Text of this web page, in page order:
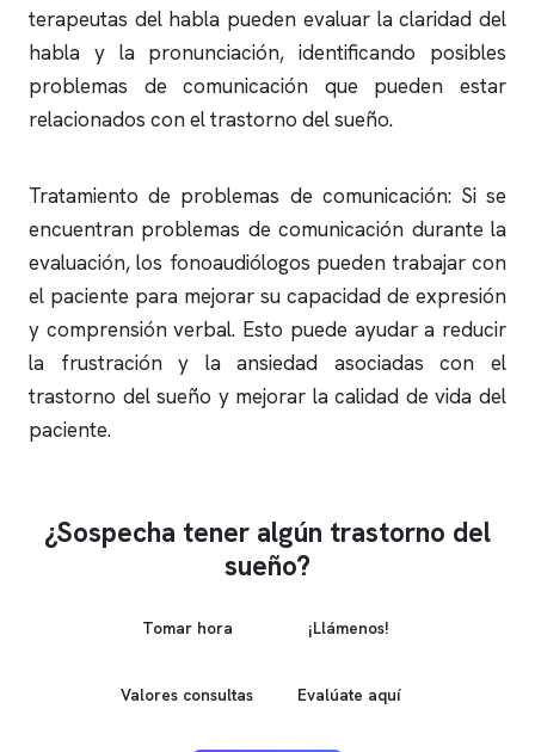
terapeutas del habla pueden evaluar la claridad del
habla y la pronunciación, identificando posibles
problemas de comunicación que pueden estar
relacionados con el trastorno del sueño.
Tratamiento de problemas de comunicación: Si se
encuentran problemas de comunicación durante la
evaluación, los fonoaudiólogos pueden trabajar con
el paciente para mejorar su capacidad de expresión
y comprensión verbal. Esto puede ayudar a reducir
la frustración y la ansiedad asociadas con el
trastorno del sueño y mejorar la calidad de vida del
paciente.
¿Sospecha tener algún trastorno del
sueño?
Tomar hora ¡Llámenos!
Valores consultas Evalúate aquí